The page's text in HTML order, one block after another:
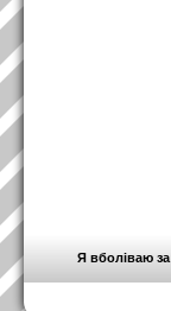
Я вболіваю за